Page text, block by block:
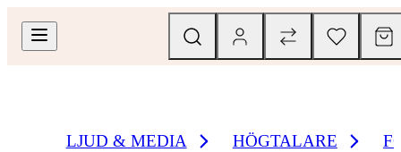
LJUD & MEDIA HÖGTALARE